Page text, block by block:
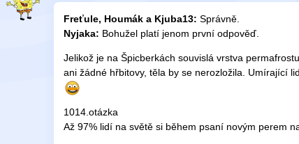
Freťule, Houmák a Kjuba13: Správně.
Nyjaka: Bohužel platí jenom první odpověď.
Jelikož je na Špicberkách souvislá vrstva
ani žádné hřbitovy, těla by se nerozložila. Umírající
1014.otázka
Až 97% lidí na světě si během psaní novým perem